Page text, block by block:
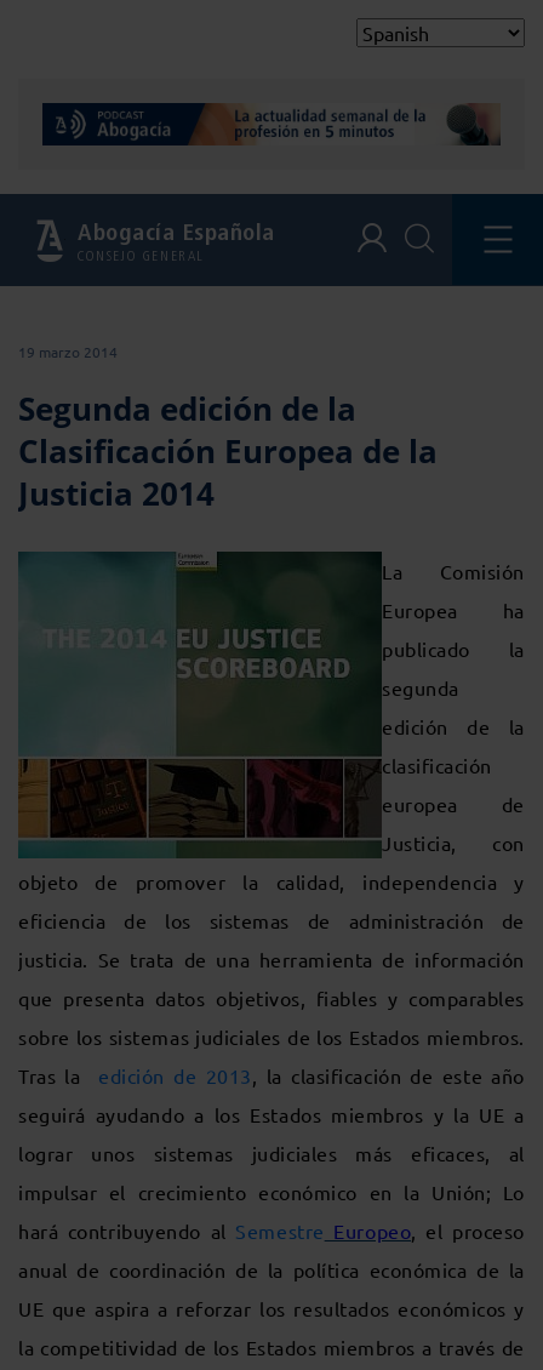
Abogacía Española
CONSEJO GENERAL
19 marzo 2014
Segunda edición de la
Clasificación Europea de la
Justicia 2014
La Comisión
Europea ha
publicado la
segunda
edición de la
clasificación
europea de
Justicia, con
objeto de promover la calidad, independencia y
eficiencia de los sistemas de administración de
justicia. Se trata de una herramienta de información
que presenta datos objetivos, fiables y comparables
sobre los sistemas judiciales de los Estados miembros.
Tras la
edición de 2013, la clasificación de este año
seguirá ayudando a los Estados miembros y la UE a
lograr unos sistemas judiciales más eficaces, al
impulsar el crecimiento económico en la Unión; Lo
hará contribuyendo al Semestre Europeo, el proceso
anual de coordinación de la política económica de la
UE que aspira a reforzar los resultados económicos y
la competitividad de los Estados miembros a través de